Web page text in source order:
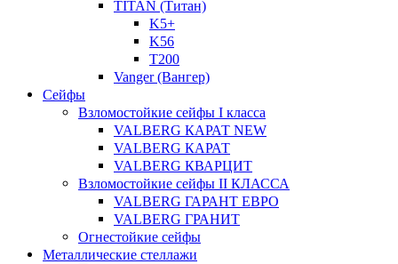
TITAN (Титан)
K5+
K56
T200
Vanger (Вангер)
Сейфы
Взломостойкие сейфы I класса
VALBERG КАРАТ NEW
VALBERG КАРАТ
VALBERG КВАРЦИТ
Взломостойкие сейфы II КЛАССА
VALBERG ГАРАНТ ЕВРО
VALBERG ГРАНИТ
Огнестойкие сейфы
Металлические стеллажи